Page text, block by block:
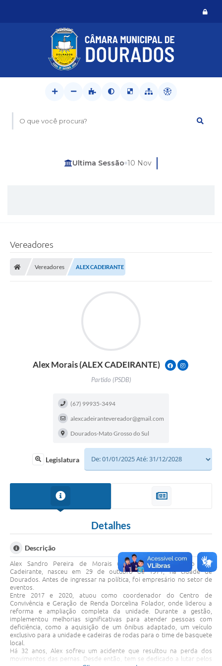
O que você procura?
Última Sessão 10 Nov
Vereadores
Vereadores ALEX CADEIRANTE
Alex Morais (ALEX CADEIRANTE) MORAIZINHO
Partido (PSDB)
(67) 99935-3494
alexcadeirantevereador@gmail.com
Dourados-Mato Grosso do Sul
Legislatura
Detalhes
Descrição
Alex Sandro Pereira de Morais (PSDB), conhecido como Alex
Cadeirante, nasceu em 29 de outubro de 1971, na cidade de
Dourados. Antes de ingressar na política, foi empresário no setor de
eventos.
Entre 2017 e 2020, atuou como coordenador do Centro de
Convivência e Geração de Renda Dorcelina Folador, onde liderou a
reforma e ampliação completa da unidade. Durante a gestão,
implementou melhorias significativas para atender pessoas com
deficiência, como a aquisição de um ônibus adaptado, um veículo
exclusivo para a unidade e cadeiras de rodas para o time de basquete
local.
Há 32 anos, Alex sofreu um acidente que resultou na perda dos
movimentos das pernas. Desde então, tem se dedicado a lutar pelos